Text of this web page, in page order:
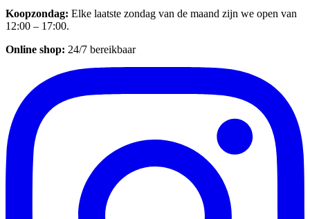
Koopzondag: Elke laatste zondag van de maand zijn we open van
12:00 – 17:00.
Online shop: 24/7 bereikbaar